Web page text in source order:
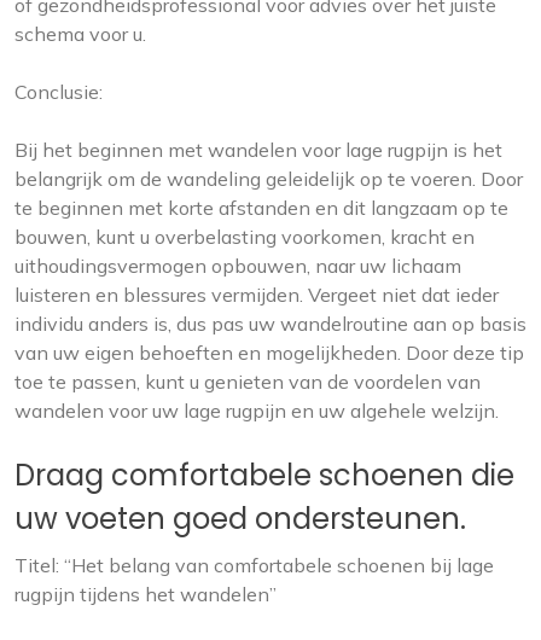
of gezondheidsprofessional voor advies over het juiste
schema voor u.
Conclusie:
Bij het beginnen met wandelen voor lage rugpijn is het
belangrijk om de wandeling geleidelijk op te voeren. Door
te beginnen met korte afstanden en dit langzaam op te
bouwen, kunt u overbelasting voorkomen, kracht en
uithoudingsvermogen opbouwen, naar uw lichaam
luisteren en blessures vermijden. Vergeet niet dat ieder
individu anders is, dus pas uw wandelroutine aan op basis
van uw eigen behoeften en mogelijkheden. Door deze tip
toe te passen, kunt u genieten van de voordelen van
wandelen voor uw lage rugpijn en uw algehele welzijn.
Draag comfortabele schoenen die
uw voeten goed ondersteunen.
Titel: “Het belang van comfortabele schoenen bij lage
rugpijn tijdens het wandelen”